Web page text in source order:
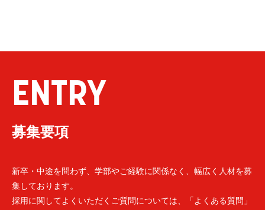
ENTRY
募集要項
新卒・中途を問わず、学部やご経験に関係なく、幅広く人材を募
集しております。
採用に関してよくいただくご質問については、「よくある質問」